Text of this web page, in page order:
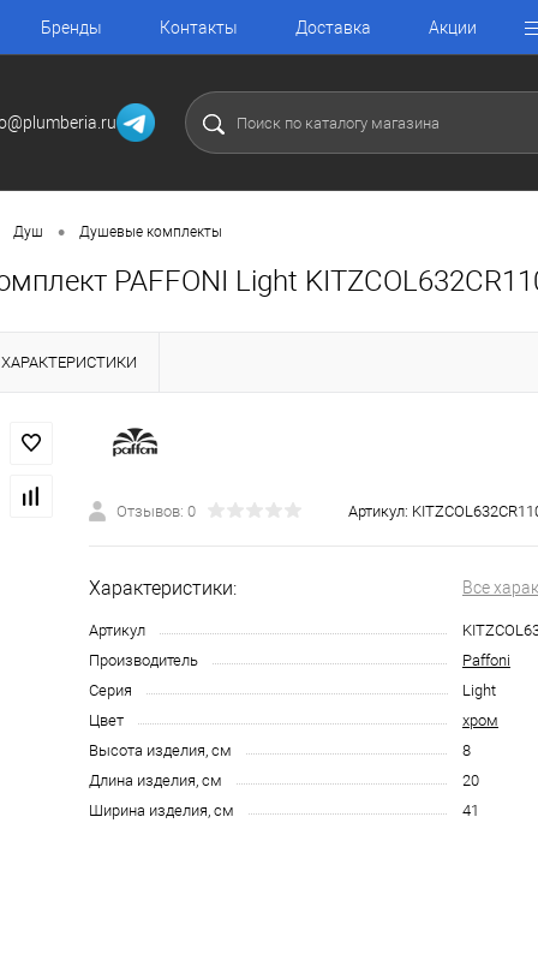
Бренды Контакты Доставка Акции
Душ • Душевые комплекты
PAFFONI Light
ХАРАКТЕРИСТИКИ
Отзывов: 0 Артикул:
Характеристики: Все
Артикул
Производитель
Paffoni
Серия
Light
Цвет
хром
Высота изделия, см
8
Длина изделия, см
20
Ширина изделия, см
41